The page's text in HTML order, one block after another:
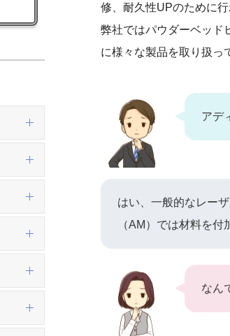
修、耐久性UPのために
弊社ではパウダーベッド
に様々な製品を取り扱っ
アデ
はい、一般的なレー
（AM）では材料を付
なん